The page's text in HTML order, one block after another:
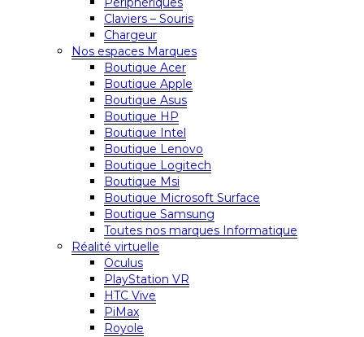
Claviers – Souris
Chargeur
Nos espaces Marques
Boutique Acer
Boutique Apple
Boutique Asus
Boutique HP
Boutique Intel
Boutique Lenovo
Boutique Logitech
Boutique Msi
Boutique Microsoft Surface
Boutique Samsung
Toutes nos marques Informatique
Réalité virtuelle
Oculus
PlayStation VR
HTC Vive
PiMax
Royole